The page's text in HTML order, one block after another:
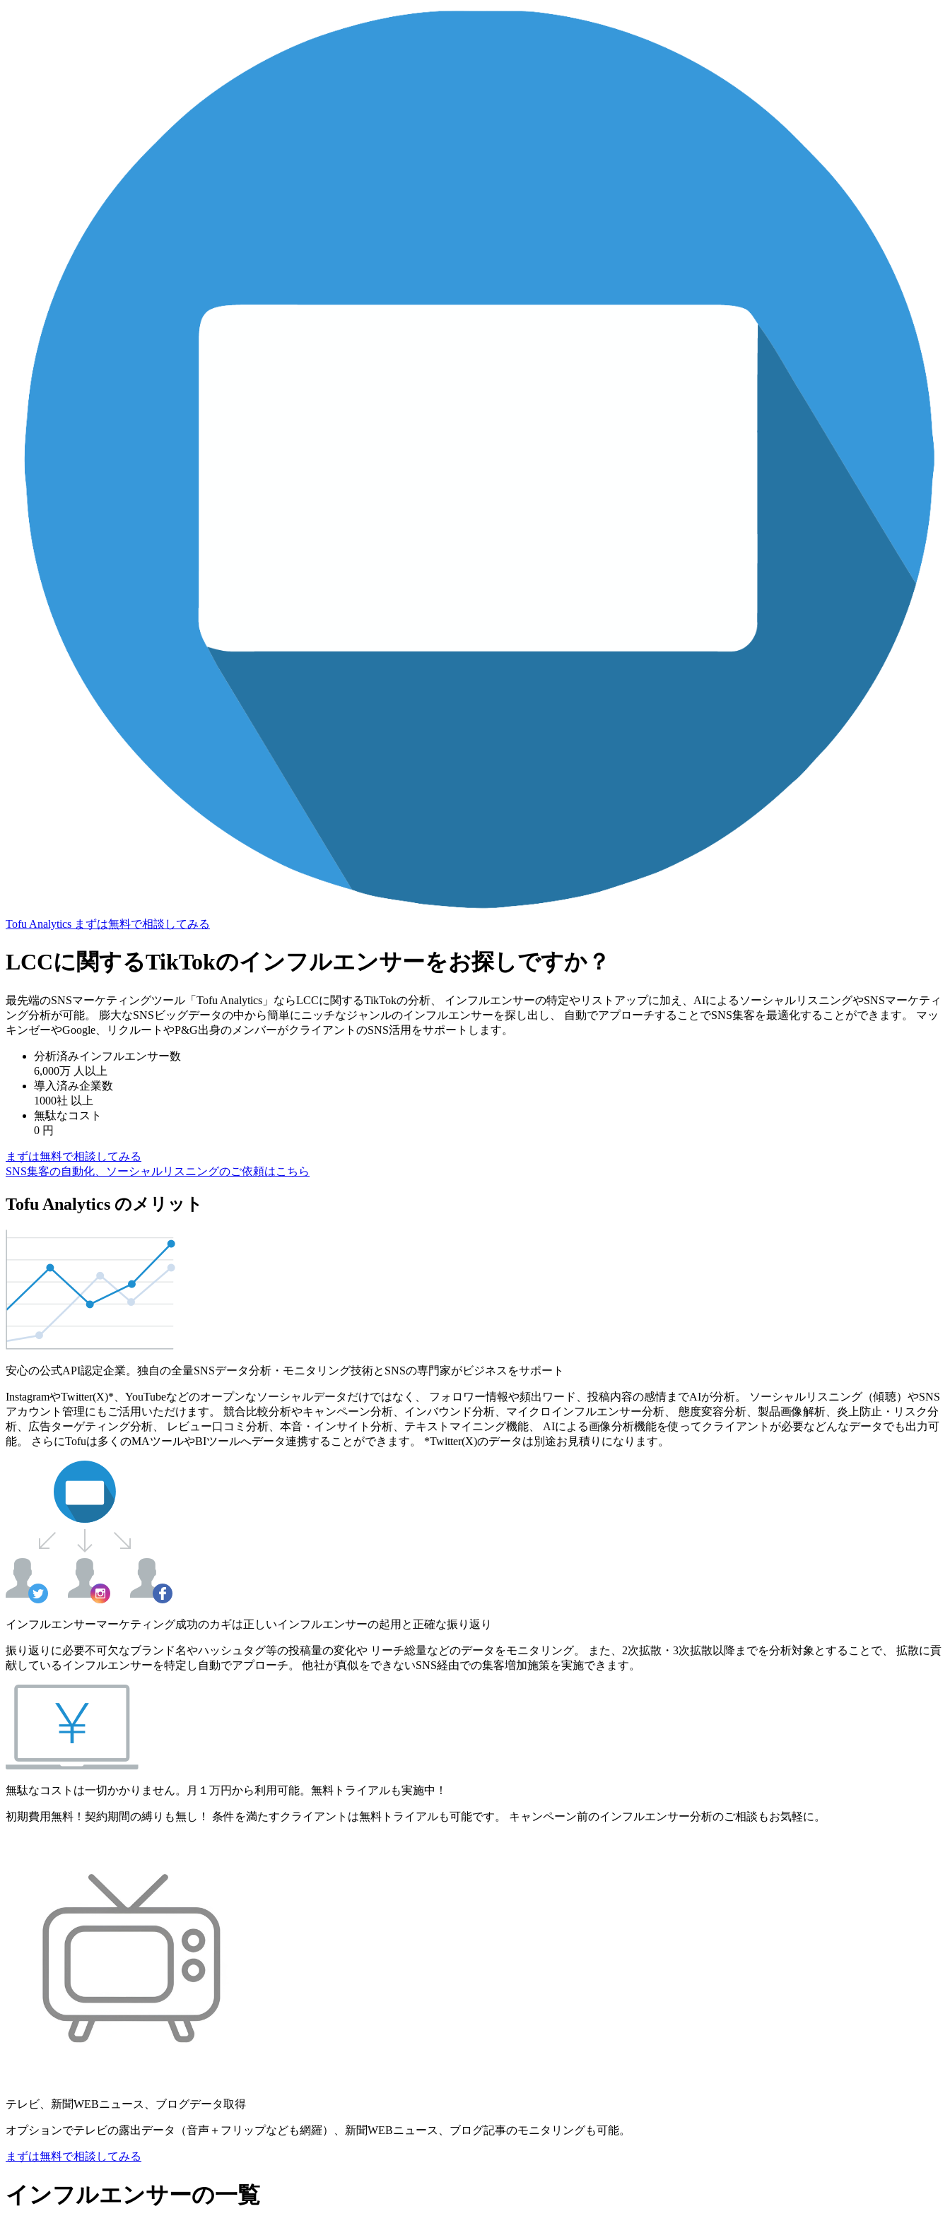
Tofu Analytics まずは無料で相談してみる
LCCに関するTikTokのインフルエンサーをお探しですか？
最先端のSNSマーケティングツール「Tofu Analytics」ならLCCに関するTikTokの分析、 インフルエンサーの特定やリストアップに加え、AIによるソーシャルリスニングやSNSマーケティ
ング分析が可能。 膨大なSNSビッグデータの中から簡単にニッチなジャンルのインフルエンサーを探し出し、 自動でアプローチすることでSNS集客を最適化することができます。 マッ
キンゼーやGoogle、リクルートやP&G出身のメンバーがクライアントのSNS活用をサポートします。
分析済みインフルエンサー数
6,000万 人以上
導入済み企業数
1000社 以上
無駄なコスト
0 円
まずは無料で相談してみる
SNS集客の自動化、ソーシャルリスニングのご依頼はこちら
Tofu Analytics のメリット
安心の公式API認定企業。独自の全量SNSデータ分析・モニタリング技術とSNSの専門家がビジネスをサポート
InstagramやTwitter(X)*、YouTubeなどのオープンなソーシャルデータだけではなく、 フォロワー情報や頻出ワード、投稿内容の感情までAIが分析。 ソーシャルリスニング（傾聴）やSNS
アカウント管理にもご活用いただけます。 競合比較分析やキャンペーン分析、インバウンド分析、マイクロインフルエンサー分析、 態度変容分析、製品画像解析、炎上防止・リスク分
析、広告ターゲティング分析、 レビュー口コミ分析、本音・インサイト分析、テキストマイニング機能、 AIによる画像分析機能を使ってクライアントが必要などんなデータでも出力可
能。 さらにTofuは多くのMAツールやBIツールへデータ連携することができます。 *Twitter(X)のデータは別途お見積りになります。
インフルエンサーマーケティング成功のカギは正しいインフルエンサーの起用と正確な振り返り
振り返りに必要不可欠なブランド名やハッシュタグ等の投稿量の変化や リーチ総量などのデータをモニタリング。 また、2次拡散・3次拡散以降までを分析対象とすることで、 拡散に貢
献しているインフルエンサーを特定し自動でアプローチ。 他社が真似をできないSNS経由での集客増加施策を実施できます。
無駄なコストは一切かかりません。月１万円から利用可能。無料トライアルも実施中！
初期費用無料！契約期間の縛りも無し！ 条件を満たすクライアントは無料トライアルも可能です。 キャンペーン前のインフルエンサー分析のご相談もお気軽に。
テレビ、新聞WEBニュース、ブログデータ取得
オプションでテレビの露出データ（音声＋フリップなども網羅）、新聞WEBニュース、ブログ記事のモニタリングも可能。
まずは無料で相談してみる
インフルエンサーの一覧